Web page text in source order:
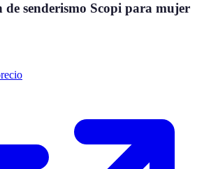
de senderismo Scopi para mujer